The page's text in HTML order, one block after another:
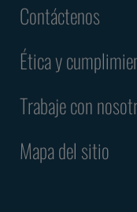
Contáctenos
Ética y
Trabaje con
Mapa del sitio